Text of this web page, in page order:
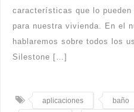
características que lo
para nuestra vivienda. En el
hablaremos sobre todos los
Silestone […]
aplicaciones baño